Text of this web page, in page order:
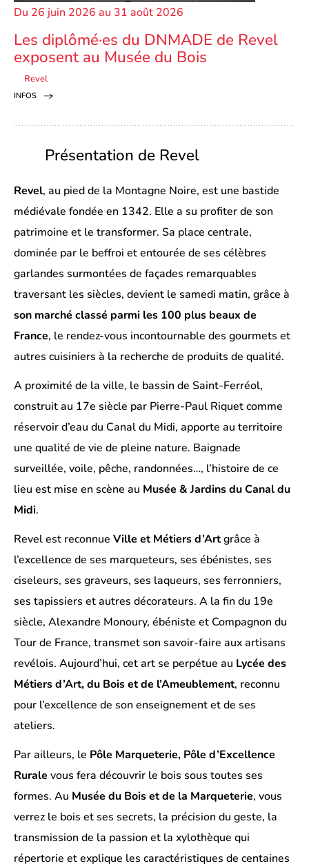
Du 26 juin 2026 au 31 août 2026
Les diplômé·es du DNMADE de Revel
exposent au Musée du Bois
Revel
INFOS
Présentation de Revel
Revel, au pied de la Montagne Noire, est une bastide
médiévale fondée en 1342. Elle a su profiter de son
patrimoine et le transformer. Sa place centrale,
dominée par le beffroi et entourée de ses célèbres
garlandes surmontées de façades remarquables
traversant les siècles, devient le samedi matin, grâce à
son marché classé parmi les 100 plus beaux de
France, le rendez-vous incontournable des gourmets et
autres cuisiniers à la recherche de produits de qualité.
A proximité de la ville, le bassin de Saint-Ferréol,
construit au 17e siècle par Pierre-Paul Riquet comme
réservoir d’eau du Canal du Midi, apporte au territoire
une qualité de vie de pleine nature. Baignade
surveillée, voile, pêche, randonnées…, l’histoire de ce
lieu est mise en scène au Musée & Jardins du Canal du
Midi.
Revel est reconnue Ville et Métiers d’Artgrâce à
l’excellence de ses marqueteurs, ses ébénistes, ses
ciseleurs, ses graveurs, ses laqueurs, ses ferronniers,
ses tapissiers et autres décorateurs. A la fin du 19e
siècle, Alexandre Monoury, ébéniste et Compagnon du
Tour de France, transmet son savoir-faire aux artisans
revélois. Aujourd’hui, cet art se perpétue au Lycée des
Métiers d’Art, du Bois et de l’Ameublement, reconnu
pour l’excellence de son enseignement et de ses
ateliers.
Par ailleurs, le Pôle Marqueterie, Pôle d’Excellence
Rurale vous fera découvrir le bois sous toutes ses
formes. Au Musée du Bois et de la Marqueterie, vous
verrez le bois et ses secrets, la précision du geste, la
transmission de la passion et la xylothèque qui
répertorie et explique les caractéristiques de centaines